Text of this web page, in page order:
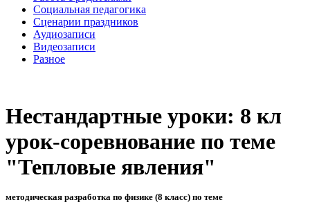
Социальная педагогика
Сценарии праздников
Аудиозаписи
Видеозаписи
Разное
Нестандартные уроки: 8 кл
урок-соревнование по теме
"Тепловые явления"
методическая разработка по физике (8 класс) по теме